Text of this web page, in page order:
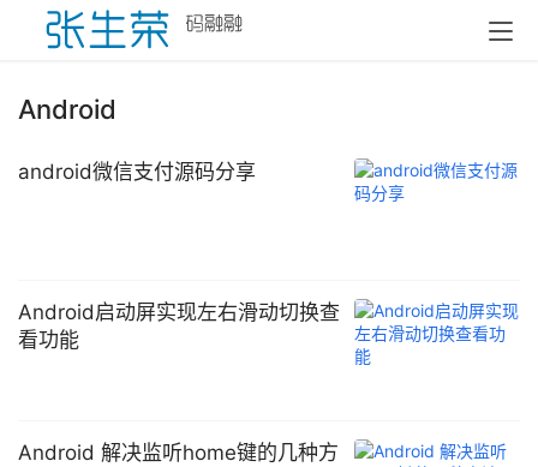
Android
android微信支付源码分享
Android启动屏实现左右滑动切换查
看功能
Android 解决监听home键的几种方